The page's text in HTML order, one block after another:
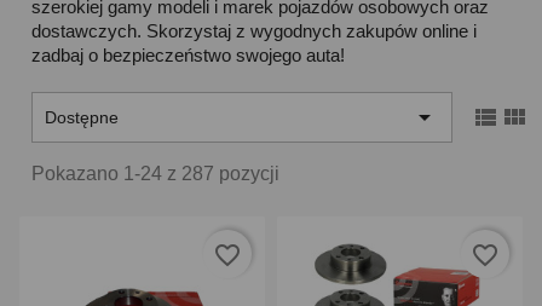
szerokiej gamy modeli i marek pojazdów osobowych oraz
dostawczych. Skorzystaj z wygodnych zakupów online i
zadbaj o bezpieczeństwo swojego auta!
Dostępne   
Pokazano 1-24 z 287 pozycji
favorite_border favorite_border